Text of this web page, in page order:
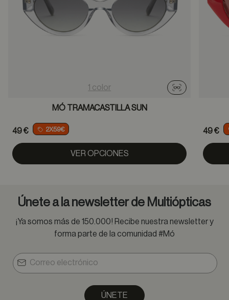
1 color
Probador
MÓ TRAMACASTILLA SUN
49 € 2X59€
VER OPCIONES
49 €
Únete a la newsletter de Multiópticas
¡Ya somos más de 150.000! Recibe nuestra newsletter y
forma parte de la comunidad #Mó
ÚNETE